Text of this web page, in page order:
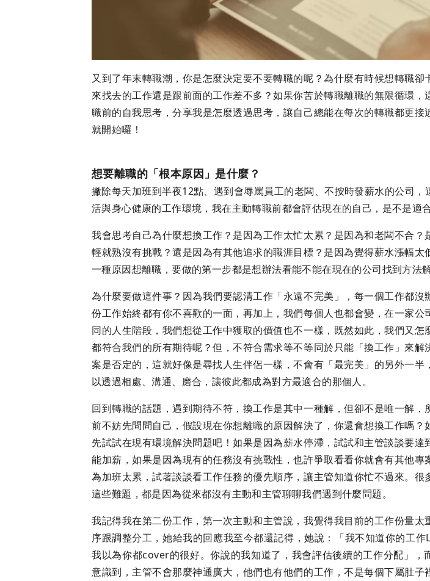
又到了年末轉職潮，你是怎麼決定要不要轉職的呢？為什麼有時候想轉職卻
來找去的工作還是跟前面的工作差不多？如果你苦於轉職離職的無限循環，
職前的自我思考，分享我是怎麼透過思考，讓自己總能在每次的轉職都更接
就開始囉！
想要離職的「根本原因」是什麼？
撇除每天加班到半夜12點、遇到會辱罵員工的老闆、不按時發薪水的公司，
活與身心健康的工作環境，我在主動轉職前都會評估現在的自己，是不是適合
我會思考自己為什麼想換工作？是因為工作太忙太累？是因為和老闆不合？
輕就熟沒有挑戰？還是因為有其他追求的職涯目標？是因為覺得薪水漲幅太
一種原因想離職，要做的第一步都是想辦法看能不能在現在的公司找到方法解
為什麼要做這件事？因為我們要認清工作「永遠不完美」，每一個工作都沒
份工作始終都有你不喜歡的一面，再加上，我們每個人也都會變，在一家公
同的人生階段，我們想從工作中獲取的價值也不一樣，既然如此，我們又怎
都符合我們的所有期待呢？但，不符合需求等不等同於只能「換工作」來解
案是否定的，這就好像是尋找人生伴侶一樣，不會有「最完美」的另外一半
以透過相處、溝通、磨合，讓彼此都成為對方最適合的那個人。
回到轉職的話題，遇到期待不符，換工作是其中一種解，但卻不是唯一解，
前不妨先問問自己，假設現在你想離職的原因解決了，你還會想換工作嗎？
先試試在現有環境解決問題吧！如果是因為薪水停滯，試試和主管談談要達
能加薪，如果是因為現有的任務沒有挑戰性，也許爭取看看你就會有其他專
為加班太累，試著談談看工作任務的優先順序，讓主管知道你忙不過來。很
這些難題，都是因為從來都沒有主動和主管聊聊我們遇到什麼問題。
我記得我在第二份工作，第一次主動和主管說，我覺得我目前的工作份量太
序跟調整分工，她給我的回應我至今都還記得，她說：「我不知道你的工作
我以為你都cover的很好。你說的我知道了，我會評估後續的工作分配」，
意識到，主管不會那麼神通廣大，他們也有他們的工作，不是每個下屬肚子